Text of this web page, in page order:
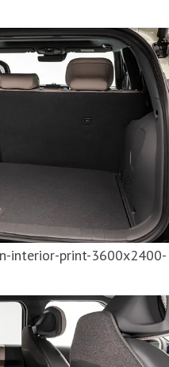
interior-print-3600x2400-